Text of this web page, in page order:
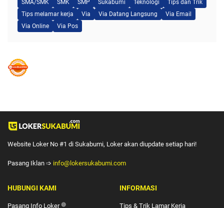
SMA/SMK
SMK SMP Sukabumi Teknologi
Tips dan Trik
Tips melamar kerja
Via Via Datang Langsung
Via Email
Via Online
Via Pos
Website Loker No #1 di Sukabumi, Loker akan diupdate setiap hari!
Pasang Iklan ➩ info@lokersukabumi.com
HUBUNGI KAMI
Pasang Info Loker🔴
INFORMASI
Tips & Trik Lamar Kerja